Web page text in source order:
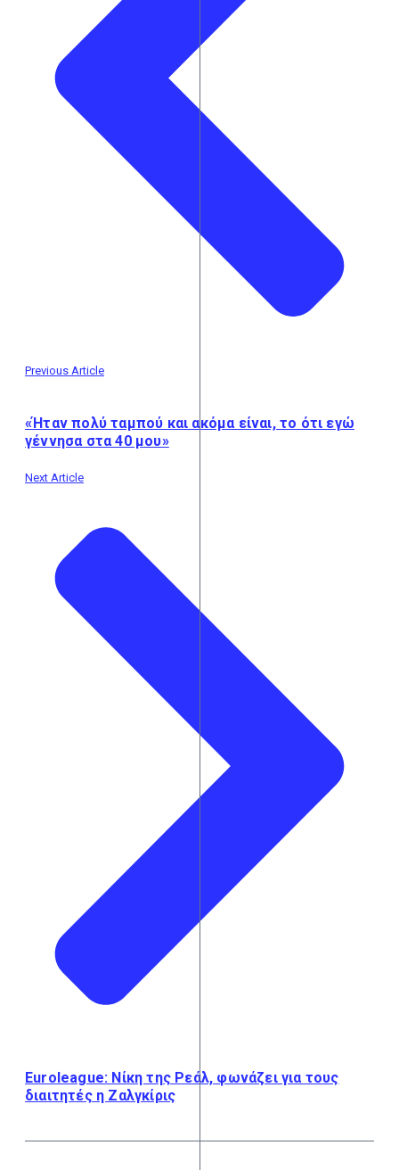
Previous Article
«Ήταν πολύ ταμπού και ακόμα είναι, το ότι εγώ
γέννησα στα 40 μου»
Next Article
Euroleague: Νίκη της Ρεάλ, φωνάζει για τους
διαιτητές η Ζαλγκίρις